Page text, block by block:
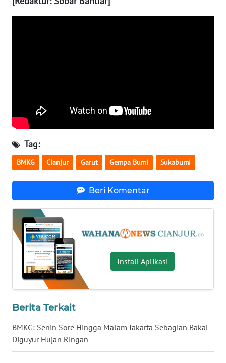
Tag:
BMKG Cianjur Garut Gempa Bumi Sukabumi
Beri Komentar
Install Aplikasi
Berita Terkait
BMKG: Senin Sore Hingga Malam Jakarta Sebagian Bakal
Diguyur Hujan Ringan
NTB
BABEL
WN
SUMBAR
WN
WN
BENGKULU
WN
LAMPUNG
JATENG
WN
NUSANTARA